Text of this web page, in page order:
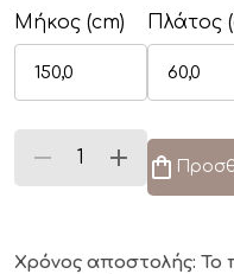
Μήκος (cm) Πλάτος
Χρόνος αποστολής: Το